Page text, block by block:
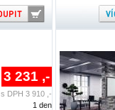
3 231 ,-
s DPH 3 910 ,-
1 den